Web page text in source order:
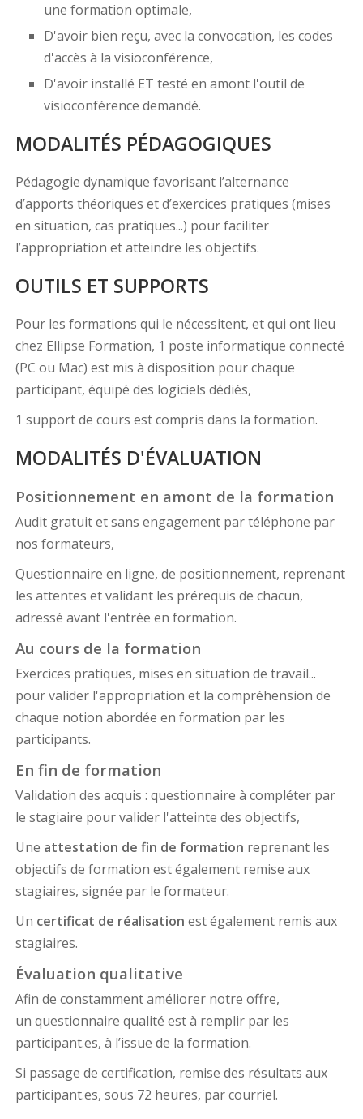
une formation optimale,
D'avoir bien reçu, avec la convocation, les codes
d'accès à la visioconférence,
D'avoir installé ET testé en amont l'outil de
visioconférence demandé.
MODALITÉS PÉDAGOGIQUES
Pédagogie dynamique favorisant l’alternance
d’apports théoriques et d’exercices pratiques (mises
en situation, cas pratiques...) pour faciliter
l’appropriation et atteindre les objectifs.
OUTILS ET SUPPORTS
Pour les formations qui le nécessitent, et qui ont lieu
chez Ellipse Formation, 1 poste informatique connecté
(PC ou Mac) est mis à disposition pour chaque
participant, équipé des logiciels dédiés,
1 support de cours est compris dans la formation.
MODALITÉS D'ÉVALUATION
Positionnement en amont de la formation
Audit gratuit et sans engagement par téléphone par
nos formateurs,
Questionnaire en ligne, de positionnement, reprenant
les attentes et validant les prérequis de chacun,
adressé avant l'entrée en formation.
Au cours de la formation
Exercices pratiques, mises en situation de travail...
pour valider l'appropriation et la compréhension de
chaque notion abordée en formation par les
participants.
En fin de formation
Validation des acquis : questionnaire à compléter par
le stagiaire pour valider l'atteinte des objectifs,
Une attestation de fin de formation reprenant les
objectifs de formation est également remise aux
stagiaires, signée par le formateur.
Un certificat de réalisation est également remis aux
stagiaires.
Évaluation qualitative
Afin de constamment améliorer notre offre,
un questionnaire qualité est à remplir par les
participant.es, à l’issue de la formation.
Si passage de certification, remise des résultats aux
participant.es, sous 72 heures, par courriel.